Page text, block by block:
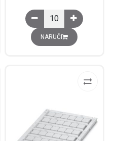
UC-TMF 5, bijela
Oznake za redne
NARUČI